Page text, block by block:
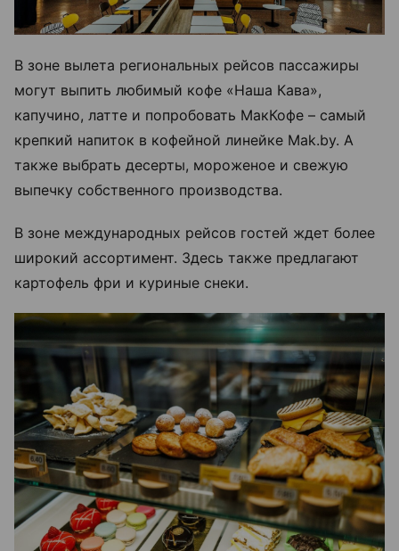
В зоне вылета региональных рейсов пассажиры
могут выпить любимый кофе «Наша Кава»,
капучино, латте и попробовать МакКофе – самый
крепкий напиток в кофейной линейке Mak.by. А
также выбрать десерты, мороженое и свежую
выпечку собственного производства.
В зоне международных рейсов гостей ждет более
широкий ассортимент. Здесь также предлагают
картофель фри и куриные снеки.